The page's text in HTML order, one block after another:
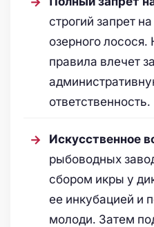
строгий запрет
озерного
правила влечет
ответственность.
Искусственное
рыбоводных
сбором икры у
ее инкубацией и
молоди. Затем